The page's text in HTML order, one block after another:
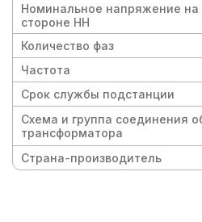
Номинальное напряжение на
стороне НН
Количество фаз
Частота
Срок службы подстанции
Схема и группа соединения
трансформатора
Страна-производитель